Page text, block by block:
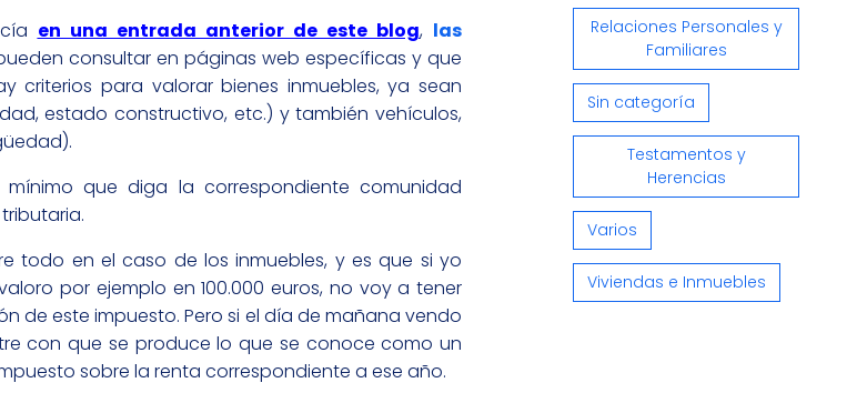
en una entrada anterior de este blog, las
consultar en páginas web específicas y que
criterios para valorar bienes inmuebles, ya sean
estado constructivo, etc.) y también vehículos,
que diga la correspondiente comunidad
todo en el caso de los inmuebles, y es que si yo
por ejemplo en 100.000 euros, no voy a tener
de este impuesto. Pero si el día de mañana vendo
con que se produce lo que se conoce como un
sobre la renta correspondiente a ese año.
Relaciones Personales y
Familiares
Sin categoría
Testamentos y
Herencias
Varios
Viviendas e Inmuebles